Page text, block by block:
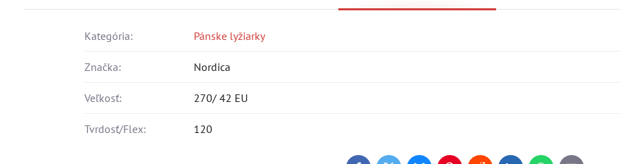
Kategória: Pánske lyžiarky
Značka: Nordica
Veľkosť: 270/ 42 EU
Tvrdosť/Flex: 120